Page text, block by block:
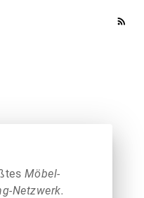
rss_feed
Möbel-
Netzwerk.